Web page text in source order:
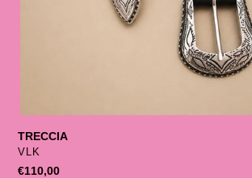
TRECCIA
SELLER
VLK
List
€110,00